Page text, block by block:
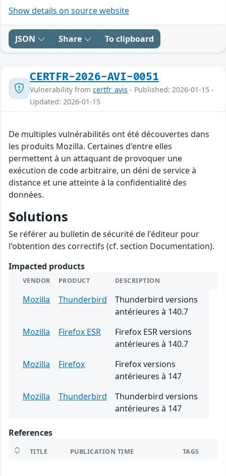
Show details on source website
JSON Share To clipboard
CERTFR-2026-AVI-0051
Vulnerability from certfr_avis - Published: 2026-01-15 -
Updated: 2026-01-15
De multiples vulnérabilités ont été découvertes dans
les produits Mozilla. Certaines d'entre elles
permettent à un attaquant de provoquer une
exécution de code arbitraire, un déni de service à
distance et une atteinte à la confidentialité des
données.
Solutions
Se référer au bulletin de sécurité de l'éditeur pour
l'obtention des correctifs (cf. section Documentation).
Impacted products
VENDOR PRODUCT DESCRIPTION
Mozilla Thunderbird
Thunderbird versions
antérieures à 140.7
Mozilla
Firefox ESR
Firefox ESR versions
antérieures à 140.7
Mozilla
Firefox
Firefox versions
antérieures à 147
Mozilla
Thunderbird
Thunderbird versions
antérieures à 147
References
TITLE PUBLICATION TIME TAGS